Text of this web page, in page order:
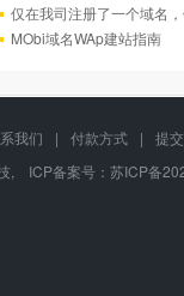
仅在我司注册了一个域名
MObi域名WAp建站指南
我们 | 付款方式 |
提
, ICP备案号： 苏ICP备